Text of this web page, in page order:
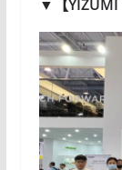
▼【YIZUMI